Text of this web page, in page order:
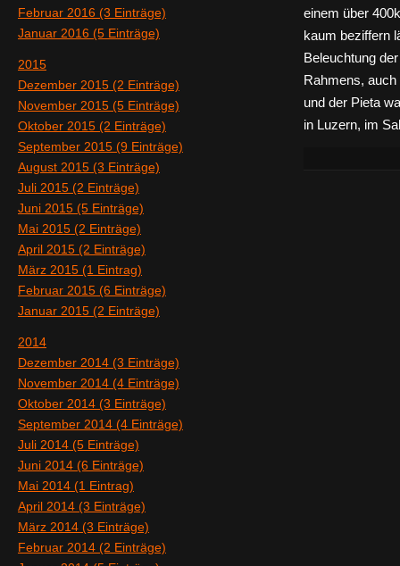
Februar 2016 (3 Einträge)
Januar 2016 (5 Einträge)
2015
Dezember 2015 (2 Einträge)
November 2015 (5 Einträge)
Oktober 2015 (2 Einträge)
September 2015 (9 Einträge)
August 2015 (3 Einträge)
Juli 2015 (2 Einträge)
Juni 2015 (5 Einträge)
Mai 2015 (2 Einträge)
April 2015 (2 Einträge)
März 2015 (1 Eintrag)
Februar 2015 (6 Einträge)
Januar 2015 (2 Einträge)
2014
Dezember 2014 (3 Einträge)
November 2014 (4 Einträge)
Oktober 2014 (3 Einträge)
September 2014 (4 Einträge)
Juli 2014 (5 Einträge)
Juni 2014 (6 Einträge)
Mai 2014 (1 Eintrag)
April 2014 (3 Einträge)
März 2014 (3 Einträge)
Februar 2014 (2 Einträge)
einem über
kaum beziffern
Beleuchtung
Rahmens,
und der Pieta
in Luzern, im